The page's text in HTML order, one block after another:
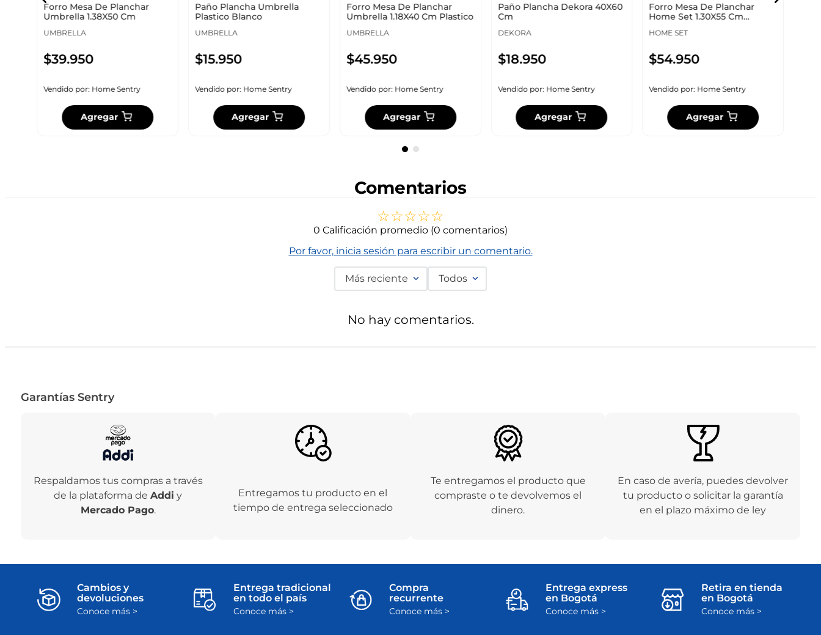
Forro Mesa De Planchar
Umbrella 1.38X50 Cm
UMBRELLA
$39.950
Vendido por: Home Sentry
Agregar
Paño Plancha Umbrella
Plastico Blanco
UMBRELLA
$15.950
Vendido por: Home Sentry
Agregar
Forro Mesa De Planchar
Umbrella 1.18X40 Cm Plastico
UMBRELLA
$45.950
Vendido por: Home Sentry
Agregar
Paño Plancha Dekora 40X60
Cm
DEKORA
$18.950
Vendido por: Home Sentry
Agregar
Forro Mesa De Planchar
Home Set 1.30X55 Cm
HOME SET
$54.950
Vendido por: Home Sentry
Agregar
Comentarios
☆☆☆☆☆
0 Calificación promedio (0 comentarios)
Por favor, inicia sesión para escribir un comentario.
Más reciente Todos
No hay comentarios.
Garantías Sentry
Respaldamos tus compras a través
de la plataforma deAddi y
Mercado Pago.
Entregamos tu producto en el
tiempo de entrega seleccionado
Te entregamos el producto que
compraste o te devolvemos el
dinero.
En caso de avería, puedes devolver
tu producto o solicitar la garantía
en el plazo máximo de ley
Cambios y
devoluciones
Conoce más >
Entrega tradicional
en todo el país
Conoce más >
Compra
recurrente
Conoce más >
Entrega express
en Bogotá
Conoce más >
Retira en tienda
en Bogotá
Conoce más >